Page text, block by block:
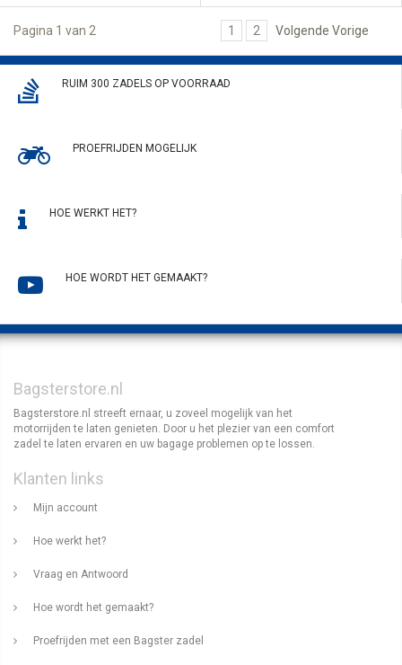
Pagina 1 van 2 1 2 Volgende Vorige
RUIM 300 ZADELS OP VOORRAAD
PROEFRIJDEN MOGELIJK
HOE WERKT HET?
HOE WORDT HET GEMAAKT?
Bagsterstore.nl
Bagsterstore.nl streeft ernaar, u zoveel mogelijk van het
motorrijden te laten genieten. Door u het plezier van een comfort
zadel te laten ervaren en uw bagage problemen op te lossen.
Klanten links
Mijn account
Hoe werkt het?
Vraag en Antwoord
Hoe wordt het gemaakt?
Proefrijden met een Bagster zadel